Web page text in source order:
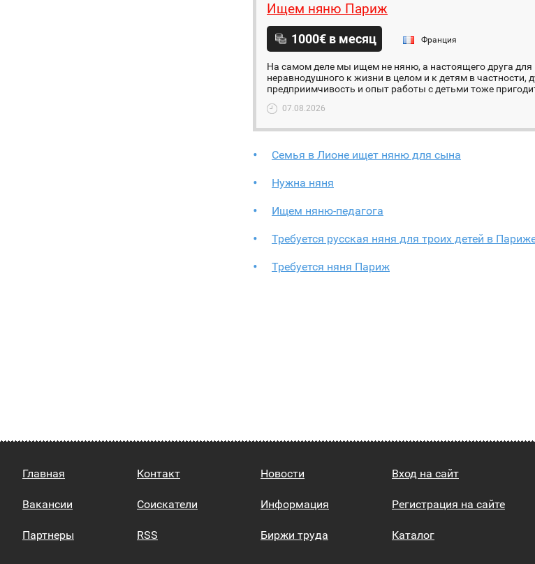
Ищем няню Париж
1000€ в месяц Франция
На самом деле мы ищем не няню, а настоящего друга
неравнодушного к жизни в целом и к детям в частности,
предприимчивость и опыт работы с детьми тоже
07.08.2026
Семья в Лионе ищет няню для сына
Нужна няня
Ищем няню-педагога
Требуется русская няня для троих детей в
Требуется няня Париж
Главная
Вакансии
Партнеры
Контакт
Соискатели
RSS
Новости
Информация
Биржи труда
Вход на сайт
Регистрация на сайте
Каталог